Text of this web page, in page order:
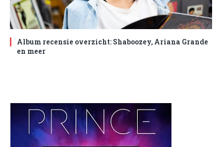
Album recensie overzicht: Shaboozey, Ariana Grande
en meer